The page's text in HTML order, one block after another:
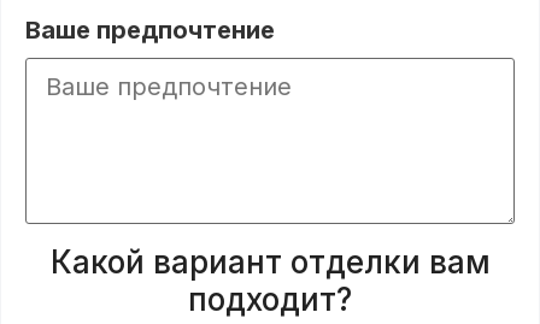
Ваше предпочтение
Какой вариант отделки вам
подходит?